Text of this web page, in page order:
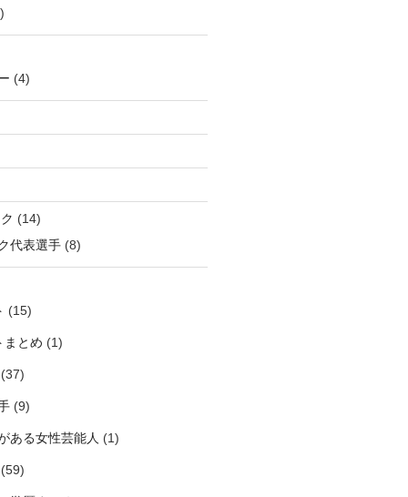
(4)
(14)
代表選手(8)
(15)
まとめ (1)
(37)
(9)
ある女性芸能人 (1)
(59)